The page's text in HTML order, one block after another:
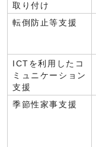
取り付け
転倒防止等支援
ICTを利用したコ
ミュニケーション
支援
季節性家事支援